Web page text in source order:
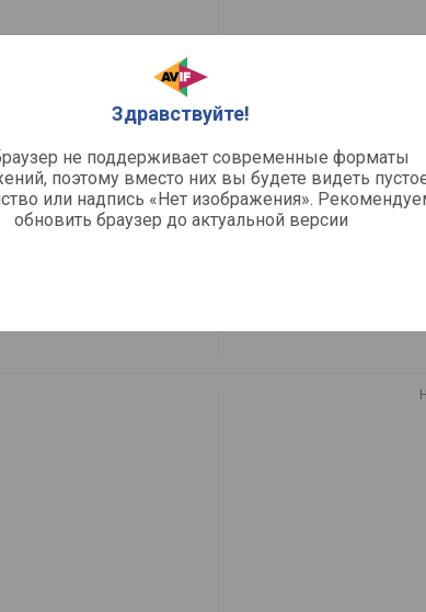
Здравствуйте!
не поддерживает современные форматы
поэтому вместо них вы будете видеть
или надпись «Нет изображения».
обновить браузер до актуальной версии